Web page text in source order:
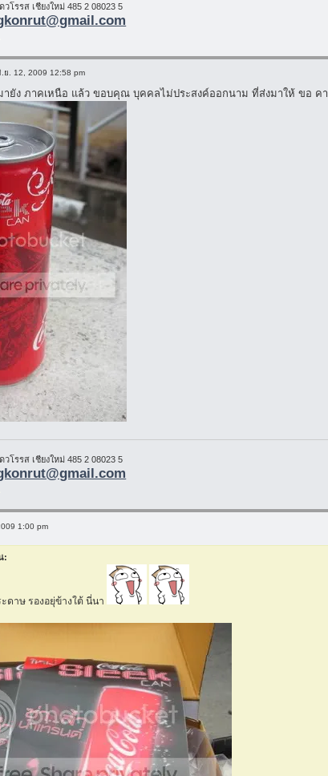
โรรส เชียงใหม่ 485 2 08023 5
ย. 12, 2009 12:58 pm
ายัง ภาคเหนือ แล้ว ขอบคุณ บุคคลไม่ประสงค์ออกนาม ที่ส่งมาให้ ขอ ค
โรรส เชียงใหม่ 485 2 08023 5
1:00 pm
:
ดาษ รองอยุ่ข้างใต้ นี่นา